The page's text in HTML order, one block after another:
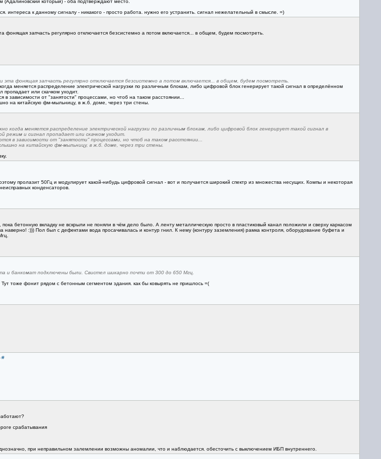
который) - оба подтверждают место.
интереса к данному сигналу - никакого - просто работа. нужно его устранить. сигнал нежелательный в смысле. =)
фонящая запчасть регулярно отключается безсистемно а потом включается... в общем, будем посмотреть.
фонящая запчасть регулярно отключается безсистемно а потом включается... в общем, будем посмотреть.
меняется распределение электрической нагрузки по различным блокам, либо цифровой блок генерирует такой сигнал в определённом
или скачком уходит.
зависимости от "занятости" процессами, но чтоб на таком расстоянии...
на китайскую фм-мыльницу, в ж.б. доме, через три стены.
когда меняется распределение электрической нагрузки по различным блокам, либо цифровой блок генерирует такой сигнал в
режим и сигнал пропадает или скачком уходит.
в зависимости от "занятости" процессами, но чтоб на таком расстоянии...
на китайскую фм-мыльницу, в ж.б. доме, через три стены.
пролазит 50Гц и модулирует какой-нибудь цифровой сигнал - вот и получается широкий спектр из множества несущих. Компы и некоторая
конденсаторов.
бетонную вкладку не вскрыли не поняли в чём дело было. А ленту металлическую просто в пластиковый канал положили и сверху каркасом
:))) Пол был с дефектами вода просачивалась и контур гнил. К нему (контуру заземления) рамка контроля, оборудование буфета и
и банкомат подключены были. Свистел шикарно почти от 300 до 650 Мгц.
тоже фонит рядом с бетонным сегментом здания. как бы ковырять не пришлось =(
#
срабатывания
при неправильном залемлении возможны аномалии, что и наблюдается. обесточить с выключением ИБП внутреннего.